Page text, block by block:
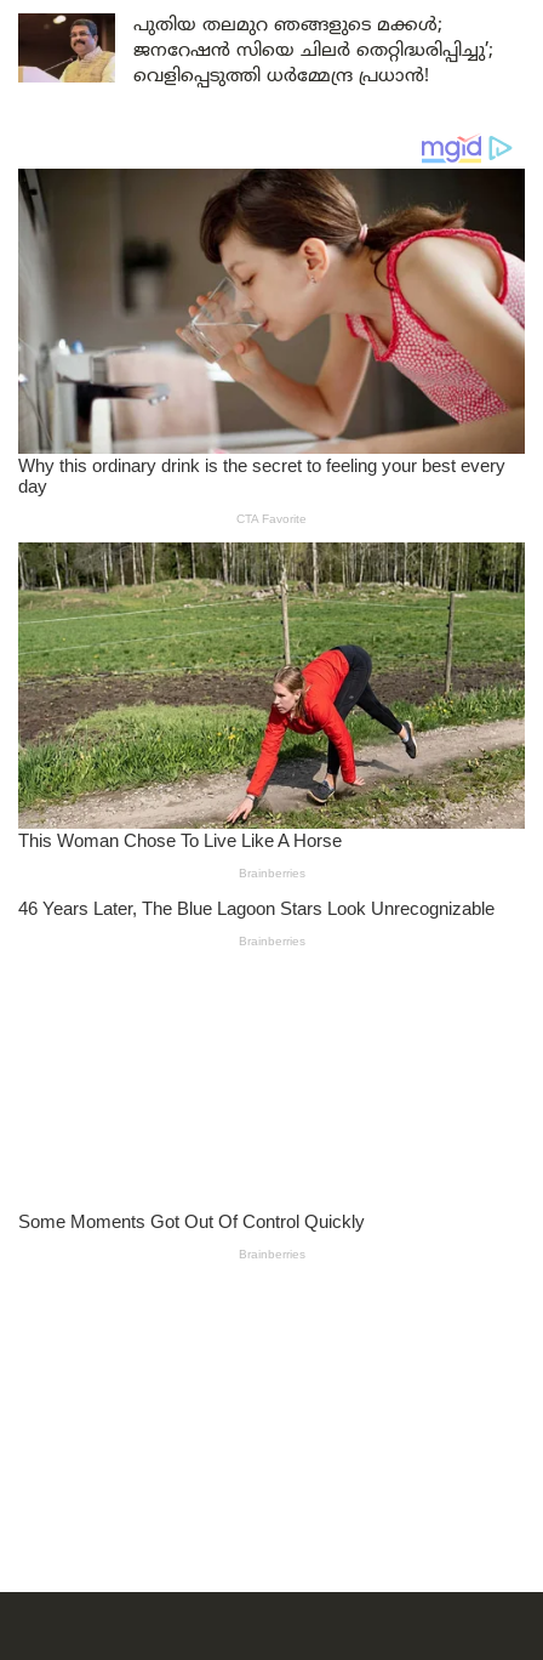
പുതിയ തലമുറ ഞങ്ങളുടെ മക്കൾ;
ജനറേഷൻ സിയെ ചിലർ തെറ്റിദ്ധരിപ്പിച്ചു’;
വെളിപ്പെടുത്തി ധർമ്മേന്ദ്ര പ്രധാൻ!